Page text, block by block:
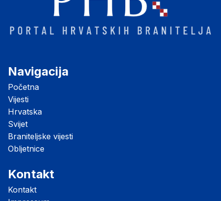
Navigacija
Početna
Vijesti
Hrvatska
Svijet
Braniteljske vijesti
Obljetnice
Kontakt
Kontakt